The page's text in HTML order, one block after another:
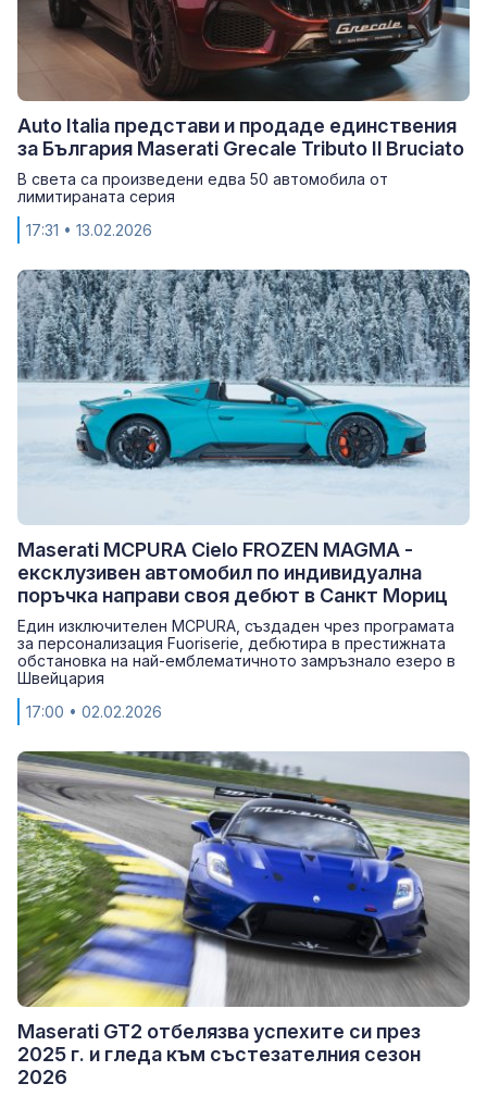
Auto Italia представи и продаде единствения
за България Maserati Grecale Tributo Il Bruciato
В света са произведени едва 50 автомобила от
лимитираната серия
17:31 • 13.02.2026
Maserati MCPURA Cielo FROZEN MAGMA -
ексклузивен автомобил по индивидуална
поръчка направи своя дебют в Санкт Мориц
Един изключителен MCPURA, създаден чрез програмата
за персонализация Fuoriserie, дебютира в престижната
обстановка на най-емблематичното замръзнало езеро в
Швейцария
17:00 • 02.02.2026
Maserati GT2 отбелязва успехите си през
2025 г. и гледа към състезателния сезон
2026